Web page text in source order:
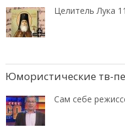
Целитель Лука
Юмористические тв-
Сам себе